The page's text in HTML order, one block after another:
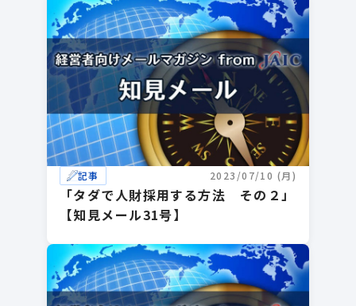
記事 2023/07/10 (月)
「タダで人財採用する方法 その２」
【知見メール31号】